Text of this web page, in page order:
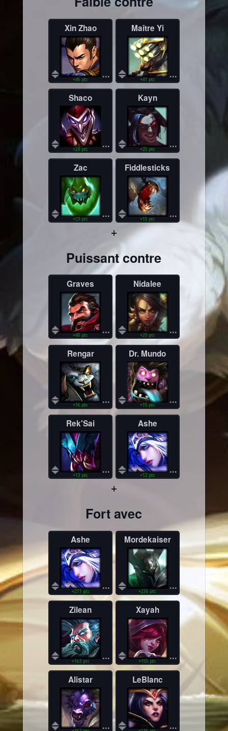
Xin Zhao
...
+46 pts
Maître Yi
...
+41 pts
Shaco
...
+29 pts
Kayn
...
+25 pts
Zac
...
+23 pts
Fiddlesticks
...
+15 pts
+
Puissant contre
Graves
...
+48 pts
Nidalee
...
+20 pts
Rengar
...
+16 pts
Dr. Mundo
...
+15 pts
Rek'Sai
...
+13 pts
Ashe
...
+12 pts
+
Fort avec
Ashe
...
+271 pts
Mordekaiser
...
+236 pts
Zilean
...
+163 pts
Xayah
...
+155 pts
Alistar
...
LeBlanc
...